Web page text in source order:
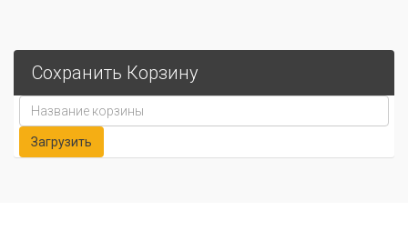
Сохранить Корзину